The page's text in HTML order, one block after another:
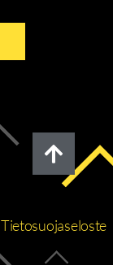
Tietosuojaseloste